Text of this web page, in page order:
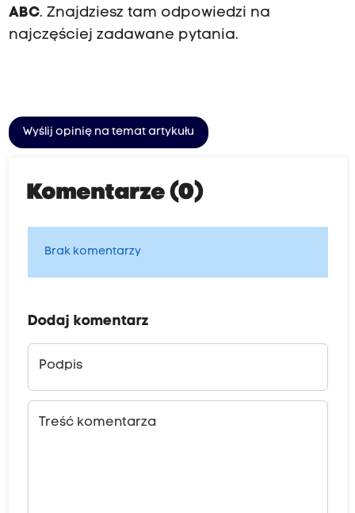
ABC. Znajdziesz tam odpowiedzi na
najczęściej zadawane pytania.
Wyślij opinię na temat artykułu
Komentarze (0)
Brak komentarzy
Dodaj komentarz
Podpis
Treść komentarza